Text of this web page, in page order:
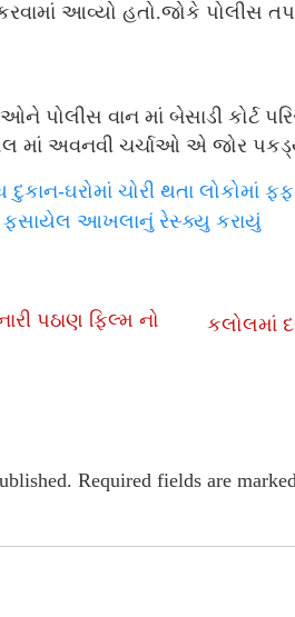
આવ્યો હતો.જોકે પોલીસ
પોલીસ વાન માં બેસાડી કોર્ટ
માં અવનવી ચર્ચાઓ એ જોર
ઘરોમાં ચોરી થતા લોકોમાં
ફસાયેલ આખલાનું રેસ્ક્યુ કરાયું
પઠાણ ફિલ્મ નો
કલોલમાં
Required fields are